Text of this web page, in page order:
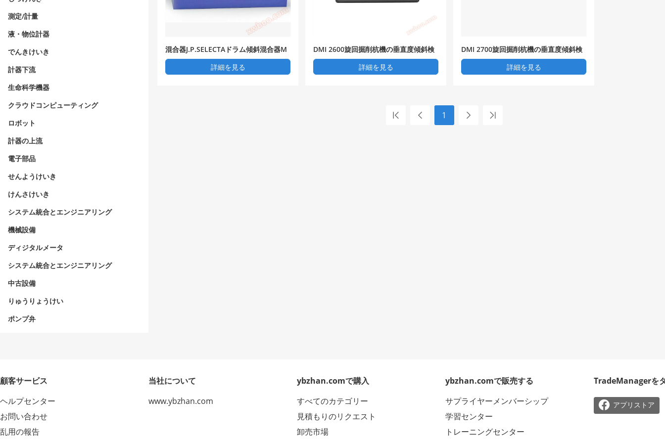
測定/計量
液・物位計器
でんきけいき
計器下流
生命科学機器
クラウドコンピューティング
ロボット
計器の上流
電子部品
せんようけいき
けんさけいき
システム統合とエンジニアリング
機械設備
ディジタルメータ
システム統合とエンジニアリング
中古設備
りゅうりょうけい
ポンプ弁
混合器J.P.SELECTAドラム傾斜混合器M
ovil-Rod ll 7001726
詳細を見る
DMI 2600旋回掘削杭機の垂直度傾斜検
出器
詳細を見る
DMI 2700旋回掘削杭機の垂直度傾斜検
出器
詳細を見る
1
顧客サービス
ヘルプセンター
お問い合わせ
乱用の報告
当社について
www.ybzhan.com
ybzhan.comで購入
すべてのカテゴリー
見積もりのリクエスト
卸売市場
ybzhan.comで販売する
サプライヤーメンバーシップ
学習センター
トレーニングセンター
TradeManagerを
 アプリストア